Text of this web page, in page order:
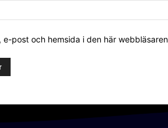
e-post och hemsida i den här